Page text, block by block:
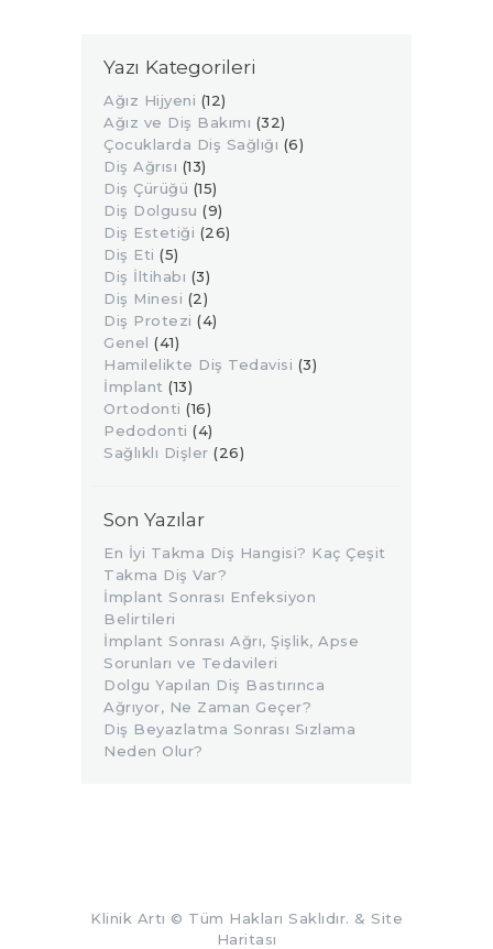
Yazı Kategorileri
Ağız Hijyeni (12)
Ağız ve Diş Bakımı (32)
Çocuklarda Diş Sağlığı (6)
Diş Ağrısı (13)
Diş Çürüğü (15)
Diş Dolgusu (9)
Diş Estetiği (26)
Diş Eti (5)
Diş İltihabı (3)
Diş Minesi (2)
Diş Protezi (4)
Genel (41)
Hamilelikte Diş Tedavisi (3)
İmplant (13)
Ortodonti (16)
Pedodonti (4)
Sağlıklı Dişler (26)
Son Yazılar
En İyi Takma Diş Hangisi? Kaç Çeşit
Takma Diş Var?
İmplant Sonrası Enfeksiyon
Belirtileri
İmplant Sonrası Ağrı, Şişlik, Apse
Sorunları ve Tedavileri
Dolgu Yapılan Diş Bastırınca
Ağrıyor, Ne Zaman Geçer?
Diş Beyazlatma Sonrası Sızlama
Neden Olur?
Klinik Artı © Tüm Hakları Saklıdır. & Site
Haritası